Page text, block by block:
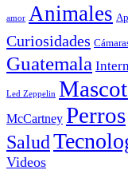
amor Animales
Curiosidades
Guatemala
Led Zeppelin
McCartney Perros
Salud
Videos